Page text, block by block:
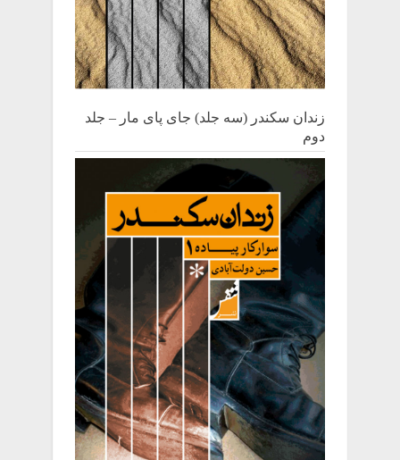
زندان سکندر (سه جلد) جای پای مار – جلد
دوم